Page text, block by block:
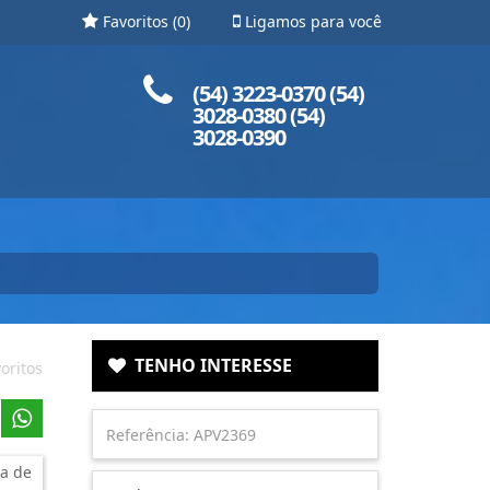
Ligamos para você
Favoritos (0)
(54) 3223-0370 (54)
3028-0380 (54)
3028-0390
de
TENHO INTERESSE